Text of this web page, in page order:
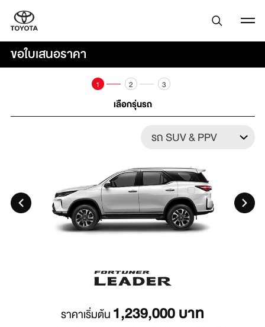
ขอใบเสนอราคา
1
เลือกรุ่นรถ
2 3
ราคาเริ่มต้น 1,239,000บาท